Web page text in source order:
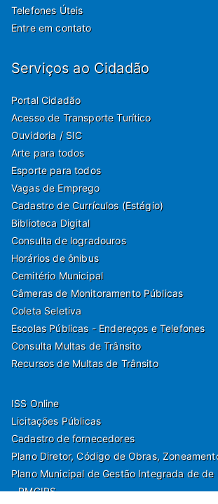
Telefones Úteis
Entre em contato
Serviços ao Cidadão
Portal Cidadão
Acesso de Transporte Turítico
Ouvidoria / SIC
Arte para todos
Esporte para todos
Vagas de Emprego
Cadastro de Currículos (Estágio)
Biblioteca Digital
Consulta de logradouros
Horários de ônibus
Cemitério Municipal
Câmeras de Monitoramento Públicas
Coleta Seletiva
Escolas Públicas - Endereços e Telefones
Consulta Multas de Trânsito
Recursos de Multas de Trânsito
ISS Online
Licitações Públicas
Cadastro de fornecedores
Plano Diretor, Código de Obras,
Plano Municipal de Gestão Integrada de de
- PMGIRS